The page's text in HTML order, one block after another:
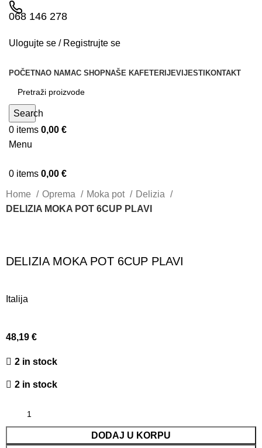
068 146 278
Ulogujte se / Registrujte se
POČETNAO NAMAC SHOPNAŠE KAFETERIJEVIJESTI KONTAKT
Search
0 items 0,00 €
Menu
0 items 0,00 €
Home Oprema Moka pot
Delizia
DELIZIA MOKA POT 6CUP PLAVI
DELIZIA MOKA POT 6CUP PLAVI
Italija
48,19€
2 in stock
2 in stock
DODAJ U KORPU